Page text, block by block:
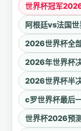
世界杯冠军
阿根廷vs法国
2026世界杯全
2026年世界杯
2026世界杯半
c罗世界杯最后
世界杯2026预测